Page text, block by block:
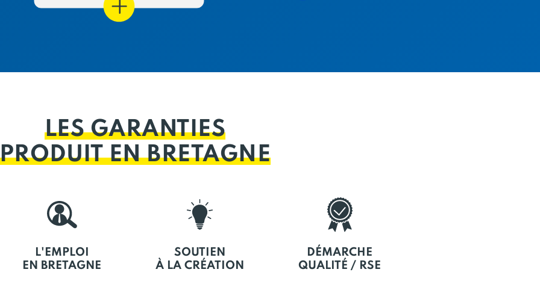
LES GARANTIES
EN BRETAGNE
L'EMPLOI
EN BRETAGNE
SOUTIEN
À LA CRÉATION
DÉMARCHE
QUALITÉ / RSE